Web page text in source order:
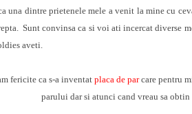
una dintre prietenele mele a venit la mine cu
Sunt convinsa ca si voi ati incercat diverse
aveti.
fericite ca s-a inventat placa de parcare pentru
parului dar si atunci cand vreau sa